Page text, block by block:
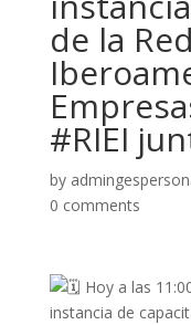
de la Red
#RIEI
by
0 comments